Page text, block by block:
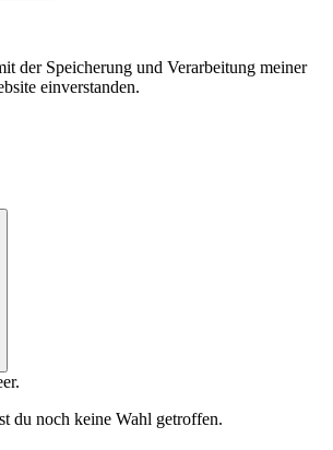
der Speicherung und Verarbeitung meiner
einverstanden.
du noch keine Wahl getroffen.